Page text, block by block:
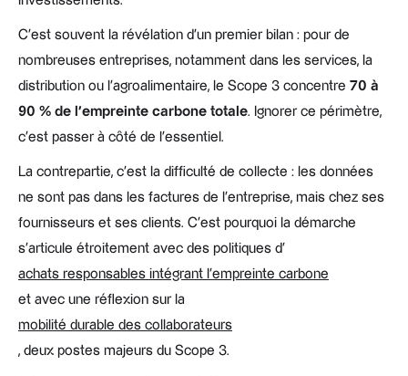
C'est souvent la révélation d'un premier bilan : pour de
nombreuses entreprises, notamment dans les services, la
distribution ou l'agroalimentaire, le Scope 3 concentre 70 à
90 % de l'empreinte carbone totale. Ignorer ce périmètre,
c'est passer à côté de l'essentiel.
La contrepartie, c'est la difficulté de collecte : les données
ne sont pas dans les factures de l'entreprise, mais chez ses
fournisseurs et ses clients. C'est pourquoi la démarche
s'articule étroitement avec des politiques d'
achats responsables intégrant l'empreinte carbone
et avec une réflexion sur la
mobilité durable des collaborateurs
, deux postes majeurs du Scope 3.